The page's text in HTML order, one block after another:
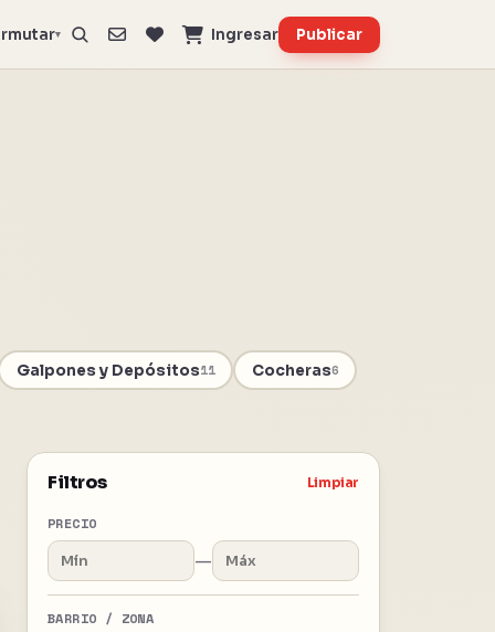
▾ Ingresar Publicar
Galpones y Depósitos11 Cocheras6
Filtros Limpiar
PRECIO
—
BARRIO / ZONA